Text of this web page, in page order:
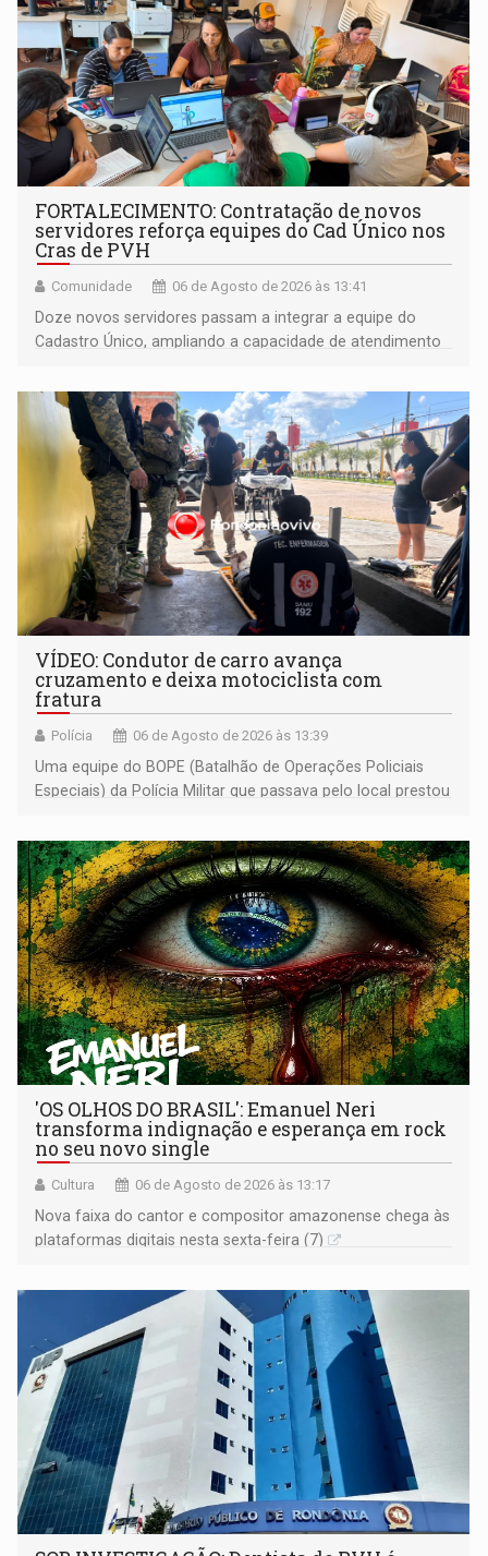
FORTALECIMENTO: Contratação de novos
servidores reforça equipes do Cad Único nos
Cras de PVH
Comunidade 06 de Agosto de 2026 às 13:41
Doze novos servidores passam a integrar a equipe do
Cadastro Único, ampliando a capacidade de atendimento
VÍDEO: Condutor de carro avança
cruzamento e deixa motociclista com
fratura
Polícia 06 de Agosto de 2026 às 13:39
Uma equipe do BOPE (Batalhão de Operações Policiais
Especiais) da Polícia Militar que passava pelo local prestou
'OS OLHOS DO BRASIL': Emanuel Neri
transforma indignação e esperança em rock
no seu novo single
Cultura 06 de Agosto de 2026 às 13:17
Nova faixa do cantor e compositor amazonense chega às
plataformas digitais nesta sexta-feira (7)